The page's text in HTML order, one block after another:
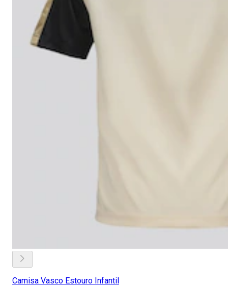
Camisa Vasco Estouro Infantil